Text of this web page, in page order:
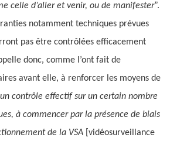
celle d’aller et venir, ou de manifester”.
notamment techniques prévues
pas être contrôlées efficacement
donc, comme l’ont fait de
avant elle, à renforcer les moyens de
contrôle effectif sur un certain nombre
à commencer par la présence de biais
de la VSA [vidéosurveillance